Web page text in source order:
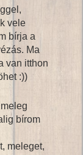
vele
bírja a
Ma
van itthon
:))
bírom
meleget,